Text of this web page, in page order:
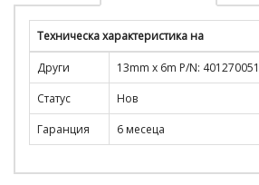
Техническа характеристика на
Други
13mm x 6m P/N:
Статус
Нов
Гаранция
6 месеца